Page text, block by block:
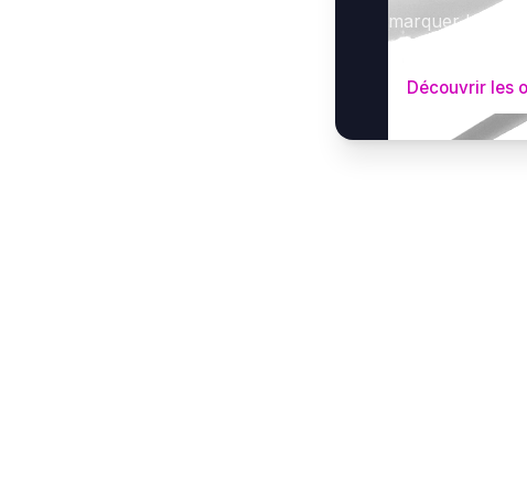
marquer le
Découvrir les